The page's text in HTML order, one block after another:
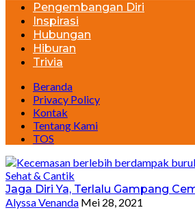
Pengembangan Diri
Inspirasi
Hubungan
Hiburan
Trivia
Beranda
Privacy Policy
Kontak
Tentang Kami
TOS
Sehat & Cantik
Jaga Diri Ya, Terlalu Gampang
Alyssa Venanda Mei 28, 2021